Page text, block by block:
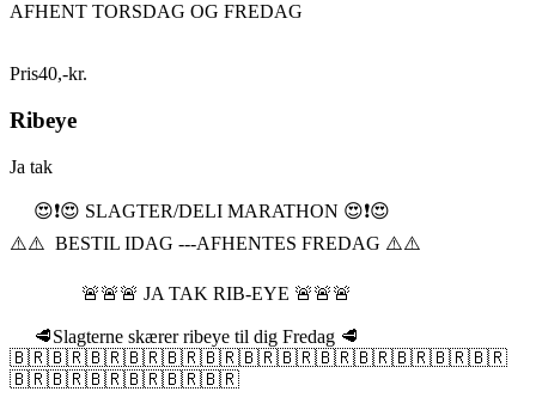
AFHENT TORSDAG OG FREDAG
Pris40,-kr.
Ribeye
Ja tak
😍❗️😍 SLAGTER/DELI MARATHON 😍❗️😍
⚠️⚠️ BESTIL IDAG ---AFHENTES FREDAG ⚠️⚠️
🚨🚨🚨 JA TAK RIB-EYE 🚨🚨🚨
🥩Slagterne skærer ribeye til dig Fredag 🥩
🇧🇷🇧🇷🇧🇷🇧🇷🇧🇷🇧🇷🇧🇷🇧🇷🇧🇷🇧🇷🇧🇷🇧🇷🇧🇷
🇧🇷🇧🇷🇧🇷🇧🇷🇧🇷🇧🇷